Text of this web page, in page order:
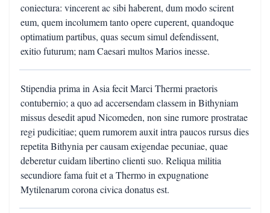
coniectura: vincerent ac sibi haberent, dum modo scirent
eum, quem incolumem tanto opere cuperent, quandoque
optimatium partibus, quas secum simul defendissent,
exitio futurum; nam Caesari multos Marios inesse.
Stipendia prima in Asia fecit Marci Thermi praetoris
contubernio; a quo ad accersendam classem in Bithyniam
missus desedit apud Nicomeden, non sine rumore prostratae
regi pudicitiae; quem rumorem auxit intra paucos rursus dies
repetita Bithynia per causam exigendae pecuniae, quae
deberetur cuidam libertino clienti suo. Reliqua militia
secundiore fama fuit et a Thermo in expugnatione
Mytilenarum corona civica donatus est.